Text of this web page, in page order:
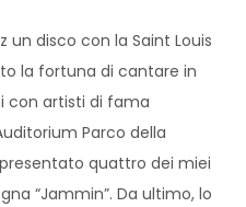
disco con la Saint Louis
la fortuna di cantare in
con artisti di fama
Parco della
presentato quattro dei miei
“Jammin”. Da ultimo, lo